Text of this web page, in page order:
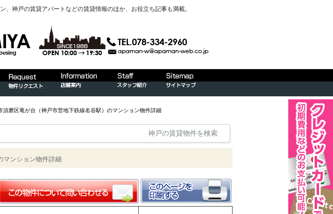
神戸の賃貸アパートなどの賃貸情報のほか、お役立ち記事も満載。
須磨区竜が台（神戸市営地下鉄線名谷駅）のマンション物件詳細
神戸の賃貸物件を検索
マンション物件詳細